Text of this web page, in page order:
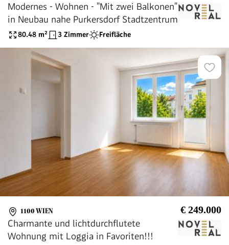
Modernes - Wohnen - "Mit zwei Balkonen"
in Neubau nahe Purkersdorf Stadtzentrum
80.48 m² 3 Zimmer Freifläche
1100 WIEN € 249.000
Charmante und lichtdurchflutete
Wohnung mit Loggia in Favoriten!!!